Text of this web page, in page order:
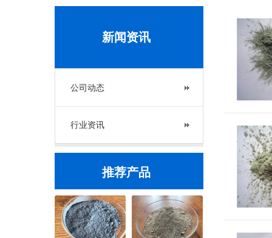
新闻资讯
公司动态
行业资讯
推荐产品